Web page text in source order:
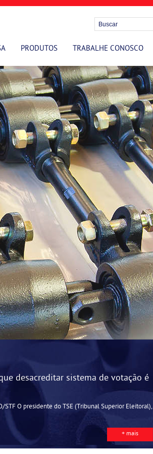
PRODUTOS TRABALHE CONOSCO
desacreditar sistema de votação é
STF O presidente do TSE (Tribunal Superior Eleitoral),
+ mais